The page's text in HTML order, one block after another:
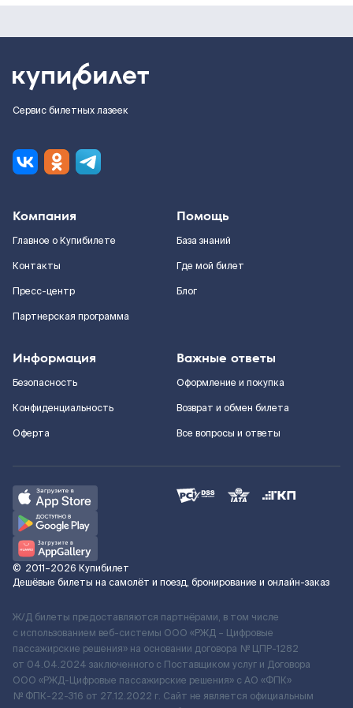
Сервис билетных лазеек
Компания
Главное о Купибилете
Контакты
Пресс-центр
Партнерская программа
Помощь
База знаний
Где мой билет
Блог
Информация
Безопасность
Конфиденциальность
Оферта
Важные ответы
Оформление и покупка
Возврат и обмен билета
Все вопросы и ответы
© 2011–2026 Купибилет
Дешёвые билеты на самолёт и поезд, бронирование и онлайн-заказ
Ж/Д билеты предоставляются партнёрами, в том числе
с использованием веб-системы ООО «РЖД – Цифровые
пассажирские решения» на основании договора № ЦПР-1282
от 04.04.2024 заключенного с Поставщиком услуг и Договора
ООО «РЖД-Цифровые пассажирские решения» c АО «ФПК»
№ ФПК-22-316 от 27.12.2022 г. Сайт не является официальным